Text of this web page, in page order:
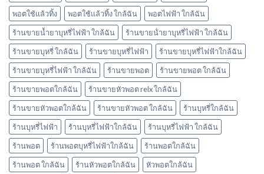
พอตใช้แล้วทิ้ง
พอตใช้แล้วทิ้ง ใกล้ฉัน
พอตไฟฟ้า ใกล้ฉัน
ร้านขายน้ำยาบุหรี่ไฟฟ้า ใกล้ฉัน
ร้านขายน้ํายาบุหรี่ไฟฟ้า ใกล้ฉัน
ร้านขายบุหรี่ ใกล้ฉัน
ร้านขายบุหรี่ไฟฟ้า
ร้านขายบุหรี่ไฟฟ้าใกล้ฉัน
ร้านขายบุหรี่ไฟฟ้า ใกล้ฉัน
ร้านขายพอต
ร้านขายพอต ใกล้ฉัน
ร้านขายพอตใกล้ฉัน
ร้านขายหัวพอต relx ใกล้ฉัน
ร้านขายหัวพอตใกล้ฉัน
ร้านขายหัวพอต ใกล้ฉัน
ร้านบุหรี่ใกล้ฉัน
ร้านบุหรี่ไฟฟ้า
ร้านบุหรี่ไฟฟ้าใกล้ฉัน
ร้านบุหรี่ไฟฟ้า ใกล้ฉัน
ร้านพอต
ร้านพอตบุหรี่ไฟฟ้าใกล้ฉัน
ร้านพอตใกล้ฉัน
ร้านพอต ใกล้ฉัน
ร้านหัวพอตใกล้ฉัน
หัวพอตใกล้ฉัน